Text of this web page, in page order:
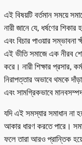
এই বিষয়টি বর্তমান সময়ে
নারী জানে যে, ধর্ষণের
এবং বিচার পাওয়ার
এই ভীতি সমাজে এক নীরব
করে। নারী শিক্ষার প্রসার,
নিরাপত্তার অভাবে থমকে
এবং সামগ্রিকভাবে
যদি এই সমস্যার সমাধান না
আকার ধারণ করতে পারে।
ফলে তারা আরও প্রান্তিক